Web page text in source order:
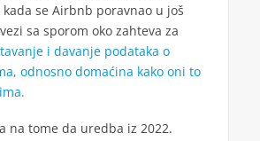
se Airbnb poravnao u još
sa sporom oko zahteva za
i davanje podataka o
odnosno domaćina kako oni to
na tome da uredba iz 2022.